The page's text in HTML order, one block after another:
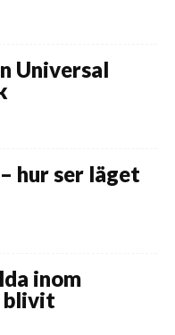
Universal
hur ser läget
inom
blivit